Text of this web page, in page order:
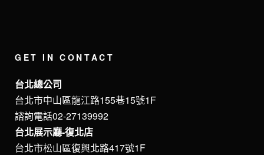
GET IN CONTACT
台北總公司
台北市中山區龍江路155巷15號1F
諮詢電話02-27139992
台北展示廳-復北店
台北市松山區復興北路417號1F